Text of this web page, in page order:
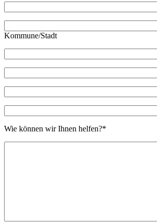
Kommune/Stadt
Wie können wir Ihnen helfen?*